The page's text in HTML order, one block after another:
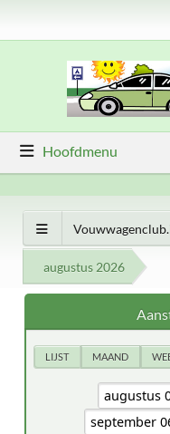
Hoofdmenu
augustus 2026
LIJST MAAND